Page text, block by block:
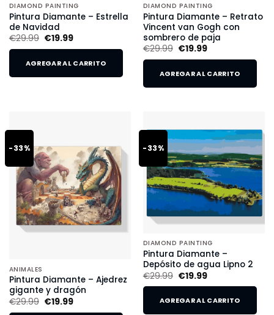
DIAMOND PAINTING
Pintura Diamante – Estrella
de Navidad
€29.99 €19.99
AGREGAR AL CARRITO
DIAMOND PAINTING
Pintura Diamante – Retrato
Vincent van Gogh con
sombrero de paja
€29.99 €19.99
AGREGAR AL CARRITO
-33%
ANIMALES
Pintura Diamante – Ajedrez
gigante y dragón
€29.99 €19.99
-33%
DIAMOND PAINTING
Pintura Diamante –
Depósito de agua Lipno 2
€29.99 €19.99
AGREGAR AL CARRITO